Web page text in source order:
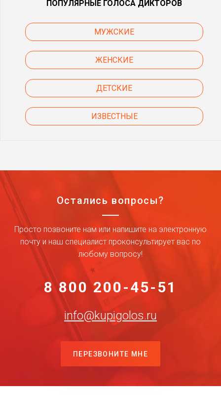
ПОПУЛЯРНЫЕ ГОЛОСА ДИКТОРОВ
МУЖСКИЕ
ЖЕНСКИЕ
ДЕТСКИЕ
ИЗВЕСТНЫЕ
Остались вопросы?
Просто позвоните нам или напишите на электронную
почту и наш специалист проконсультирует вас по
любому вопросу!
8 800 200-45-51
info@kupigolos.ru
ПЕРЕЗВОНИТЕ МНЕ